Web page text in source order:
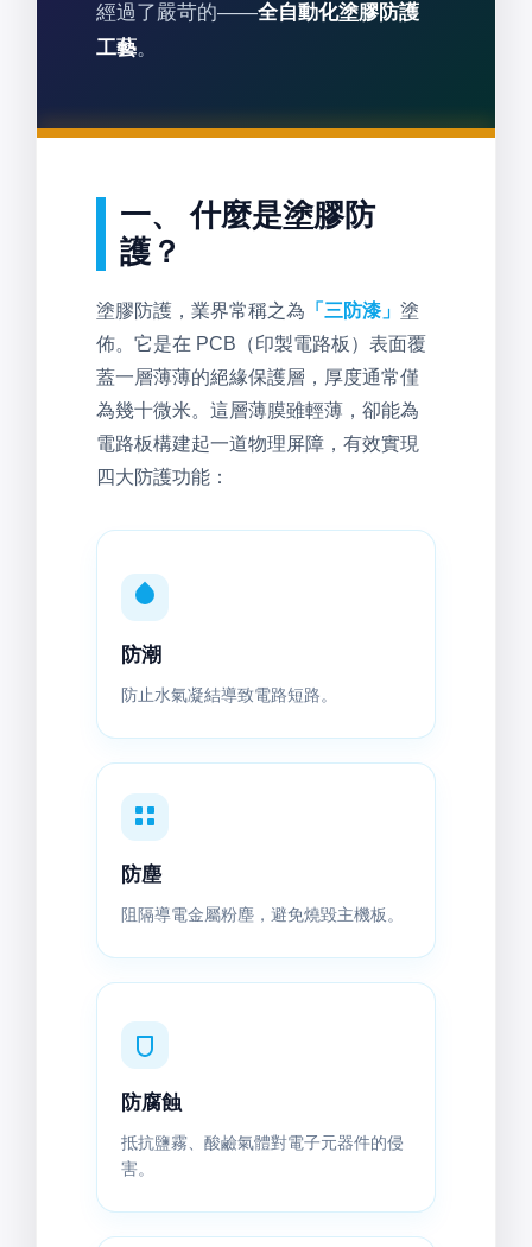
經過了嚴苛的——全自動化塗膠防護
工藝。
一、 什麼是塗膠防
護？
塗膠防護，業界常稱之為 「三防漆」 塗
佈。它是在 PCB（印製電路板）表面覆
蓋一層薄薄的絕緣保護層，厚度通常僅
為幾十微米。這層薄膜雖輕薄，卻能為
電路板構建起一道物理屏障，有效實現
四大防護功能：
防潮
防止水氣凝結導致電路短路。
防塵
阻隔導電金屬粉塵，避免燒毀主機板。
防腐蝕
抵抗鹽霧、酸鹼氣體對電子元器件的侵
害。